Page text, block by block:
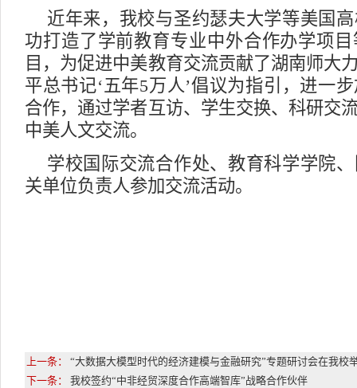
近年来，我校与圣约瑟夫大学等美国
功打造了学前教育专业中外合作办学项
目，为促进中美教育交流贡献了湖南师大
平总书记‘五年5万人’倡议为指引，进一
合作，通过学者互访、学生交换、科研交
中美人文交流。
学校国际交流合作处、教育科学学院
关单位负责人参加交流活动。
上一条： “大数据大模型时代的经济建模与金融研究”专题研讨会在我校
下一条： 我校签约“中非经贸深度合作高端智库”战略合作伙伴